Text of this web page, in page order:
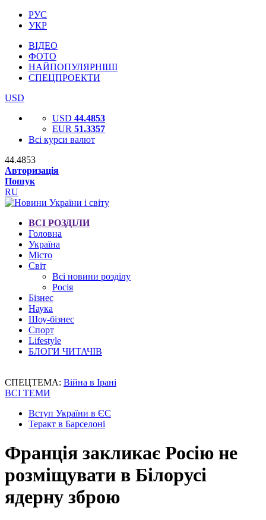
РУС
УКР
ВІДЕО
ФОТО
НАЙПОПУЛЯРНІШІ
СПЕЦПРОЕКТИ
USD
USD 44.4853
EUR 51.3357
Всі курси валют
44.4853
Авторизація
Пошук
RU
ВСІ РОЗДІЛИ
Головна
Україна
Місто
Світ
Всі новини розділу
Росія
Бізнес
Наука
Шоу-бізнес
Спорт
Lifestyle
БЛОГИ ЧИТАЧІВ
СПЕЦТЕМА: Війна в Ірані
ВСІ ТЕМИ
Вступ України в ЄС
Теракт в Барселоні
Франція закликає Росію не
розміщувати в Білорусі
ядерну зброю